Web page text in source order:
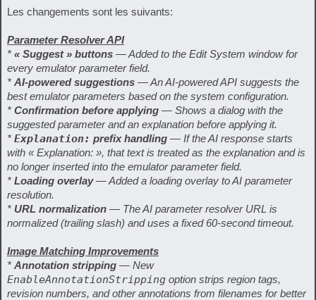
Les changements sont les suivants:
Parameter Resolver API
* « Suggest » buttons — Added to the Edit System window for
every emulator parameter field.
* AI-powered suggestions — An AI-powered API suggests the
best emulator parameters based on the system configuration.
* Confirmation before applying — Shows a dialog with the
suggested parameter and an explanation before applying it.
* Explanation: prefix handling — If the AI response starts
with « Explanation: », that text is treated as the explanation and is
no longer inserted into the emulator parameter field.
* Loading overlay— Added a loading overlay to AI parameter
resolution.
* URL normalization — The AI parameter resolver URL is
normalized (trailing slash) and uses a fixed 60-second timeout.
Image Matching Improvements
* Annotation stripping — New
EnableAnnotationStripping option strips region tags,
revision numbers, and other annotations from filenames for better